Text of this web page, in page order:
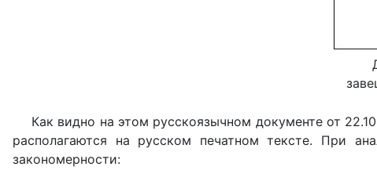
Как видно на этом русскоязычном документе от
располагаются на русском печатном тексте. При
закономерности: